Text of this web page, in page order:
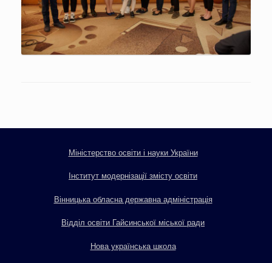
Міністерство освіти і науки України
Інститут модернізації змісту освіти
Вінницька обласна державна адміністрація
Відділ освіти Гайсинської міської ради
Нова українська школа